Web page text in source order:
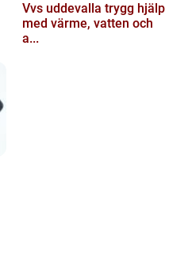
Vvs uddevalla trygg hjälp
med värme, vatten och
a...